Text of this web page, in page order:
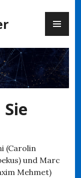
(Carolin
und Marc
Mehmet)